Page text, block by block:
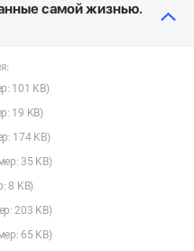
самой жизнью.
101 KB)
19 KB)
174 KB)
35 KB)
8 KB)
203 KB)
65 KB)